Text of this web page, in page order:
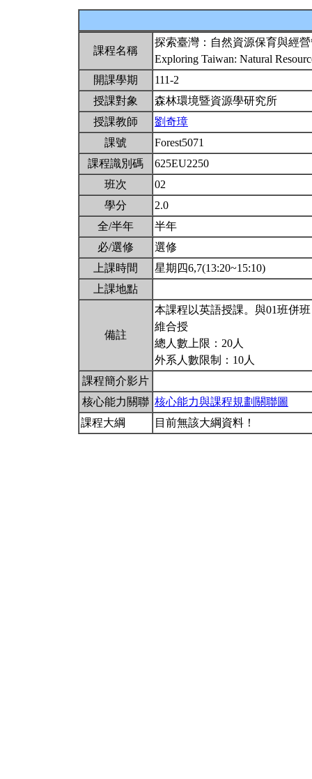
課程名稱
探索臺灣：自然資源保育與經
Exploring Taiwan: Natural
開課學期
111-2
授課對象
森林環境暨資源學研究所
授課教師
劉奇璋
課號
Forest5071
課程識別碼
625EU2250
班次
02
學分
2.0
全/半年
半年
必/選修
選修
上課時間
星期四6,7(13:20~15:10)
上課地點
備註
本課程以英語授課。與01班併
維合授
總人數上限：20人
外系人數限制：10人
課程簡介影片
核心能力關聯 核心能力與課程規劃關聯圖
課程大綱
目前無該大綱資料！